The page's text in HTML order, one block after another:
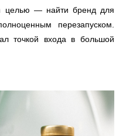
целью — найти бренд для
перезапуском.
точкой входа в большой